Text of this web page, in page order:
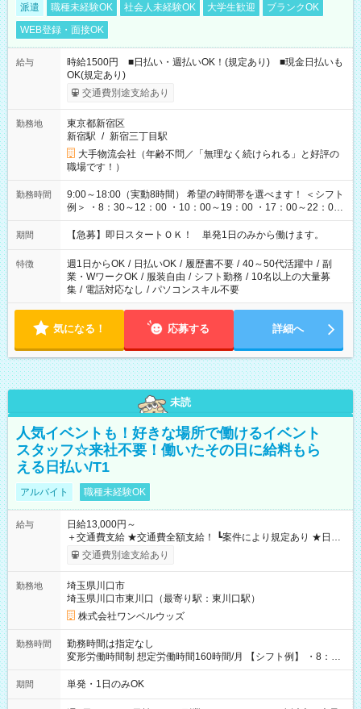
派遣 職種未経験OK 社会人未経験OK 大学生歓迎
ブランクOK
WEB登録・面接OK
給与
時給1500円 ■日払い・週払いOK！(規定あり) ■現金日払いも
OK(規定あり)
交通費別途支給あり
勤務地
東京都新宿区
新宿駅 / 新宿三丁目駅
大手物流会社（年齢不問／「無理なく続けられる」と好評の
職場です！）
勤務時間
9:00～18:00（実動8時間） 希望の時間帯を選べます！ ＜シフト
例＞ ・8：30～12：00 ・10：00～19：00 ・17：00～22：00
・13：00～22：00 ・22：00～翌6：00 など
期間 【急募】即日スタートＯＫ！ 単発1日のみから働けます。
特徴 週1日からOK / 日払いOK / 履歴書不要 / 40～50代活躍中 / 副
業・WワークOK / 服装自由 / シフト勤務 / 10名以上の大量募
集 / 電話対応なし / パソコンスキル不要
気になる！ 応募する 詳細へ
未読
人気イベントも！好きな場所で働けるイベント
スタッフ☆来社不要！働いたその日に給料もら
える日払い/T1
アルバイト 職種未経験OK
給与
日給13,000円～
＋交通費支給 ★交通費全額支給！ ┗案件により規定あり ★日払
いOK！（規定あり） ┗働いたその日に現金GET♪ お仕事後はコ
ンビニATMから 日払い分を引き落とせます！ 【試用期間】試
交通費別途支給あり
勤務地
埼玉県川口市
埼玉県川口市東川口（最寄り駅：東川口駅）
株式会社ワンベルウッズ
勤務時間
勤務時間は指定なし
変形労働時間制 想定労働時間160時間/月 【シフト例】 ・8：00
～21：00
期間 単発・1日のみOK